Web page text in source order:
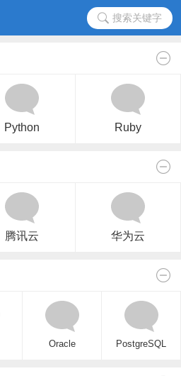
搜索关键字
Python Ruby
腾讯云 华为云
Oracle PostgreSQL